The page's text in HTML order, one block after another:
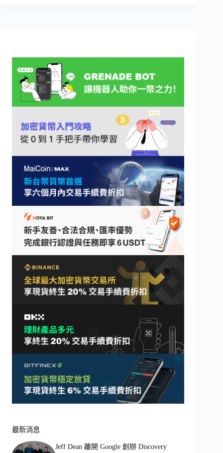
最新消息
Jeff Dean 離開 Google 創辦 Discovery